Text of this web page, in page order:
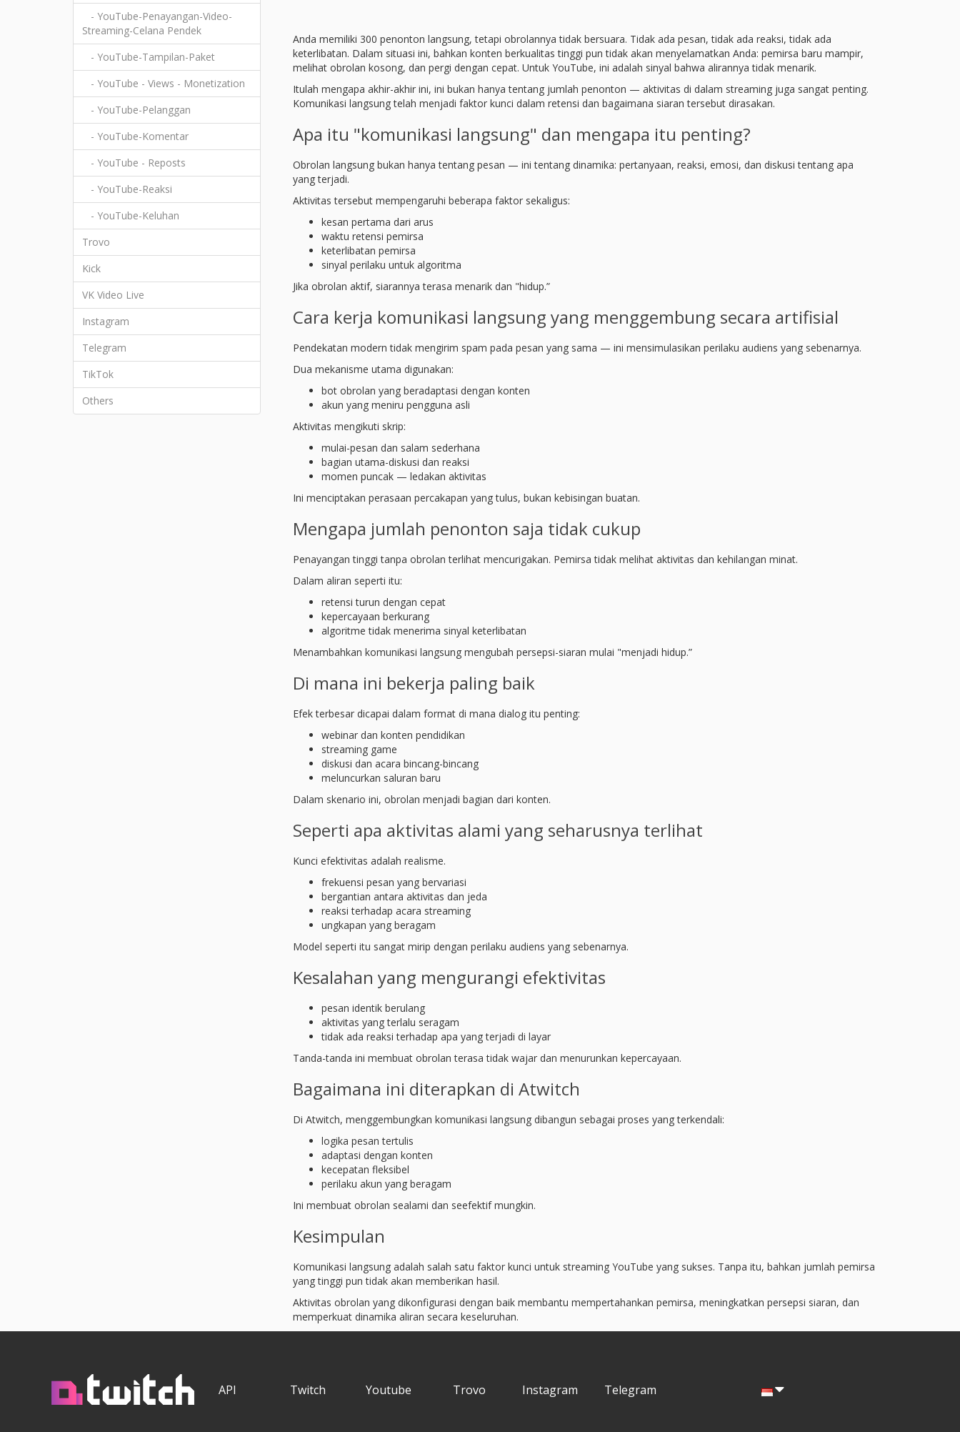
- YouTube-Penayangan-Video-
Streaming-Celana Pendek
- YouTube-Tampilan-Paket
- YouTube - Views - Monetization
- YouTube-Pelanggan
- YouTube-Komentar
- YouTube - Reposts
- YouTube-Reaksi
- YouTube-Keluhan
Trovo
Kick
VK Video Live
Instagram
Telegram
TikTok
Others
Anda memiliki 300 penonton langsung, tetapi obrolannya tidak bersuara. Tidak ada pesan, tidak ada reaksi, tidak ada
keterlibatan. Dalam situasi ini, bahkan konten berkualitas tinggi pun tidak akan menyelamatkan Anda: pemirsa baru mampir,
melihat obrolan kosong, dan pergi dengan cepat. Untuk YouTube, ini adalah sinyal bahwa alirannya tidak menarik.
Itulah mengapa akhir-akhir ini, ini bukan hanya tentang jumlah penonton — aktivitas di dalam streaming juga sangat penting.
Komunikasi langsung telah menjadi faktor kunci dalam retensi dan bagaimana siaran tersebut dirasakan.
Apa itu "komunikasi langsung" dan mengapa itu penting?
Obrolan langsung bukan hanya tentang pesan — ini tentang dinamika: pertanyaan, reaksi, emosi, dan diskusi tentang apa
yang terjadi.
Aktivitas tersebut mempengaruhi beberapa faktor sekaligus:
kesan pertama dari arus
waktu retensi pemirsa
keterlibatan pemirsa
sinyal perilaku untuk algoritma
Jika obrolan aktif, siarannya terasa menarik dan "hidup.”
Cara kerja komunikasi langsung yang menggembung secara artifisial
Pendekatan modern tidak mengirim spam pada pesan yang sama — ini mensimulasikan perilaku audiens yang sebenarnya.
Dua mekanisme utama digunakan:
bot obrolan yang beradaptasi dengan konten
akun yang meniru pengguna asli
Aktivitas mengikuti skrip:
mulai-pesan dan salam sederhana
bagian utama-diskusi dan reaksi
momen puncak — ledakan aktivitas
Ini menciptakan perasaan percakapan yang tulus, bukan kebisingan buatan.
Mengapa jumlah penonton saja tidak cukup
Penayangan tinggi tanpa obrolan terlihat mencurigakan. Pemirsa tidak melihat aktivitas dan kehilangan minat.
Dalam aliran seperti itu:
retensi turun dengan cepat
kepercayaan berkurang
algoritme tidak menerima sinyal keterlibatan
Menambahkan komunikasi langsung mengubah persepsi-siaran mulai "menjadi hidup.”
Di mana ini bekerja paling baik
Efek terbesar dicapai dalam format di mana dialog itu penting:
webinar dan konten pendidikan
streaming game
diskusi dan acara bincang-bincang
meluncurkan saluran baru
Dalam skenario ini, obrolan menjadi bagian dari konten.
Seperti apa aktivitas alami yang seharusnya terlihat
Kunci efektivitas adalah realisme.
frekuensi pesan yang bervariasi
bergantian antara aktivitas dan jeda
reaksi terhadap acara streaming
ungkapan yang beragam
Model seperti itu sangat mirip dengan perilaku audiens yang sebenarnya.
Kesalahan yang mengurangi efektivitas
pesan identik berulang
aktivitas yang terlalu seragam
tidak ada reaksi terhadap apa yang terjadi di layar
Tanda-tanda ini membuat obrolan terasa tidak wajar dan menurunkan kepercayaan.
Bagaimana ini diterapkan di Atwitch
Di Atwitch, menggembungkan komunikasi langsung dibangun sebagai proses yang terkendali:
logika pesan tertulis
adaptasi dengan konten
kecepatan fleksibel
perilaku akun yang beragam
Ini membuat obrolan sealami dan seefektif mungkin.
Kesimpulan
Komunikasi langsung adalah salah satu faktor kunci untuk streaming YouTube yang sukses. Tanpa itu, bahkan jumlah pemirsa
yang tinggi pun tidak akan memberikan hasil.
Aktivitas obrolan yang dikonfigurasi dengan baik membantu mempertahankan pemirsa, meningkatkan persepsi siaran, dan
memperkuat dinamika aliran secara keseluruhan.
API Twitch Youtube Trovo Instagram Telegram